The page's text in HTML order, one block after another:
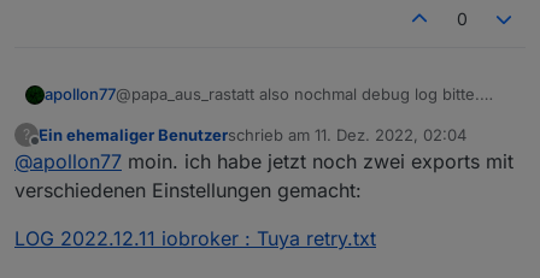
0
apollon77@papa_aus_rastatt also nochmal debug log bitte.
?
Offline
Ein ehemaliger Benutzerschrieb am 11. Dez. 2022, 02:04
zuletzt editiert von
@apollon77 moin. ich habe jetzt noch zwei exports mit
verschiedenen Einstellungen gemacht:
LOG 2022.12.11 iobroker : Tuya retry.txt